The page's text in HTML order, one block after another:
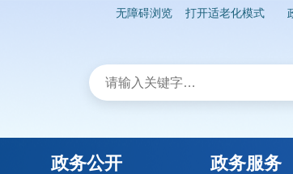
无障碍浏览 打开适老化模式
政务公开 政务服务